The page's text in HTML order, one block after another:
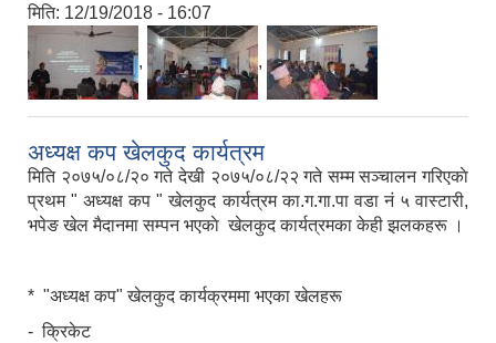
मिति: 12/19/2018 - 16:07
, ,
अध्यक्ष कप खेलकुद कार्यत्रम
मिति २०७५/०८/२० गते देखी २०७५/०८/२२ गते सम्म सञ्चालन गरिएकाे
प्रथम " अध्यक्ष कप " खेलकुद कार्यत्रम का.ग.गा.पा वडा नं ५ वास्टारी,
भपेङ खेल मैदानमा सम्पन भएकाे खेलकुद कार्यत्रमका केही झलकहरू ।
* "अध्यक्ष कप" खेलकुद कार्यक्रममा भएका खेलहरू
- क्रिकेट